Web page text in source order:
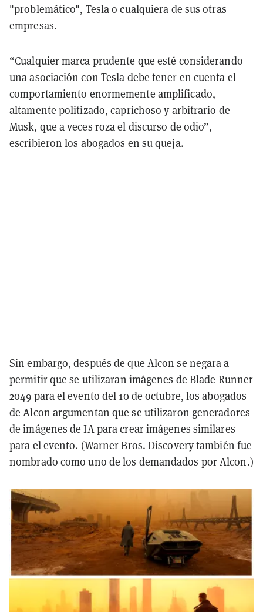
"problemático", Tesla o cualquiera de sus otras
empresas.
“Cualquier marca prudente que esté considerando
una asociación con Tesla debe tener en cuenta el
comportamiento enormemente amplificado,
altamente politizado, caprichoso y arbitrario de
Musk, que a veces roza el discurso de odio”,
escribieron los abogados en su queja.
Sin embargo, después de que Alcon se negara a
permitir que se utilizaran imágenes de Blade Runner
2049 para el evento del 10 de octubre, los abogados
de Alcon argumentan que se utilizaron generadores
de imágenes de IA para crear imágenes similares
para el evento. (Warner Bros. Discovery también fue
nombrado como uno de los demandados por Alcon.)